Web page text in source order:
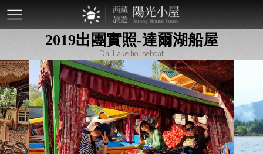
2019出團實照-達爾湖船屋
Dal Lake houseboat